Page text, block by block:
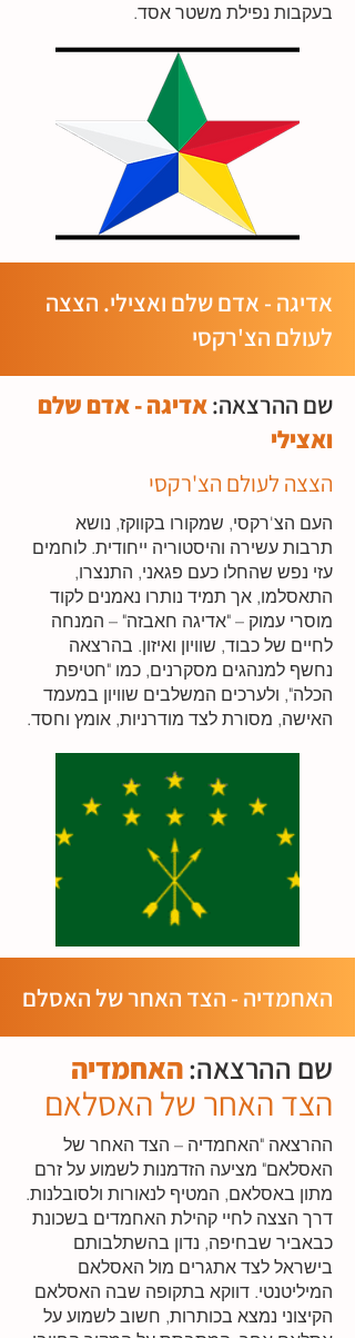
בעקבות נפילת משטר אסד.
אדיגה - אדם שלם ואצילי. הצצה
לעולם הצ'רקסי
שם ההרצאה:אדיגה - אדם שלם
ואצילי
הצצה לעולם הצ'רקסי
העם הצ'רקסי, שמקורו בקווקז, נושא
תרבות עשירה והיסטוריה ייחודית. לוחמים
עזי נפש שהחלו כעם פגאני, התנצרו,
התאסלמו, אך תמיד נותרו נאמנים לקוד
מוסרי עמוק – "אדיגה חאבזה" – המנחה
לחיים של כבוד, שוויון ואיזון. בהרצאה
נחשף למנהגים מסקרנים, כמו "חטיפת
הכלה", ולערכים המשלבים שוויון במעמד
האישה, מסורת לצד מודרניות, אומץ וחסד.
האחמדיה - הצד האחר של האסלם
שם ההרצאה:האחמדיה
הצד האחר של האסלאם
ההרצאה "האחמדיה – הצד האחר של
האסלאם" מציעה הזדמנות לשמוע על זרם
מתון באסלאם, המטיף לנאורות ולסובלנות.
דרך הצצה לחיי קהילת האחמדים בשכונת
כבאביר שבחיפה, נדון בהשתלבותם
בישראל לצד אתגרים מול האסלאם
המיליטנטי. דווקא בתקופה שבה האסלאם
הקיצוני נמצא בכותרות, חשוב לשמוע על